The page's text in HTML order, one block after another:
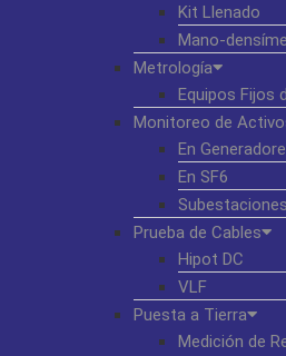
Kit Llenado
Mano-
Metrología
Equipos Fijos
Monitoreo de
En
En SF6
Subestaciones
Prueba de Cables
Hipot DC
VLF
Puesta a Tierra
Medición de